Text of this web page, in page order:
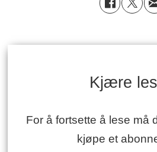
Kjære
For å fortsette å lese må
kjøpe et